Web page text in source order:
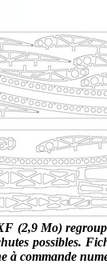
(2,9 Mo)
possibles.
à commande